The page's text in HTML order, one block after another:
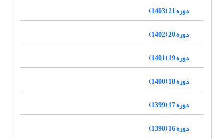
دوره 21 (1403)
دوره 20 (1402)
دوره 19 (1401)
دوره 18 (1400)
دوره 17 (1399)
دوره 16 (1398)